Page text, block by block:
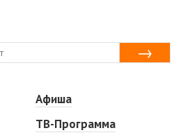
Афиша
ТВ-Программа